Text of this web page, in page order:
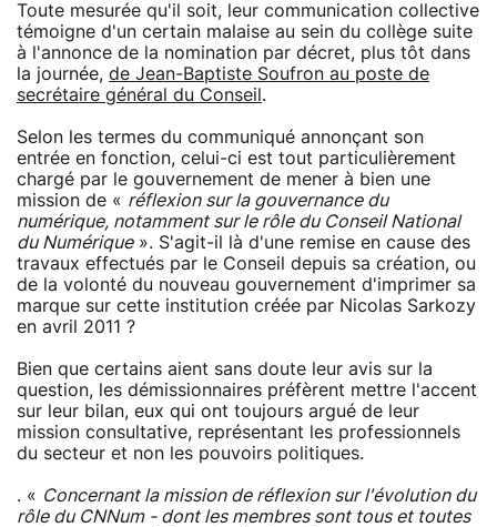
Toute mesurée qu'il soit, leur communication collective
témoigne d'un certain malaise au sein du collège suite
à l'annonce de la nomination par décret, plus tôt dans
la journée, de Jean-Baptiste Soufron au poste de
secrétaire général du Conseil .
Selon les termes du communiqué annonçant son
entrée en fonction, celui-ci est tout particulièrement
chargé par le gouvernement de mener à bien une
mission de « réflexion sur la gouvernance du
numérique, notamment sur le rôle du Conseil National
du Numérique». S'agit-il là d'une remise en cause des
travaux effectués par le Conseil depuis sa création, ou
de la volonté du nouveau gouvernement d'imprimer sa
marque sur cette institution créée par Nicolas Sarkozy
en avril 2011 ?
Bien que certains aient sans doute leur avis sur la
question, les démissionnaires préfèrent mettre l'accent
sur leur bilan, eux qui ont toujours argué de leur
mission consultative, représentant les professionnels
du secteur et non les pouvoirs politiques.
. « Concernant la mission de réflexion sur l'évolution du
rôle du CNNum -­ dont les membres sont tous et toutes